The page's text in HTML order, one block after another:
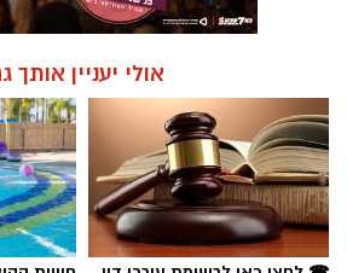
☎ לחצו כאן לרשימת עורכי דין
בבאר שבע - אינדקס באר שבע
נט
חוויית
במקום
חודשיים
החגים!)
חדשות